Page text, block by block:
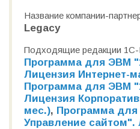
Название компании-
Legacy
Подходящие редакции 1С-
Программа для ЭВМ
Лицензия Интернет-
Программа для ЭВМ
Лицензия
мес.), Программа
Управление сайтом".